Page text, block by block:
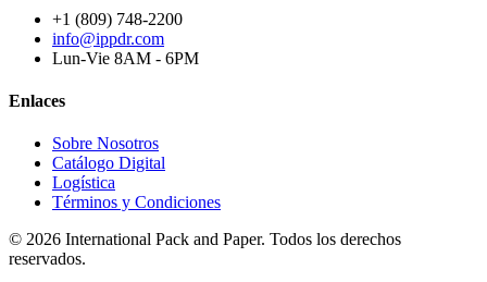
+1 (809) 748-2200
info@ippdr.com
Lun-Vie 8AM - 6PM
Enlaces
Sobre Nosotros
Catálogo Digital
Logística
Términos y Condiciones
© 2026 International Pack and Paper. Todos los derechos
reservados.